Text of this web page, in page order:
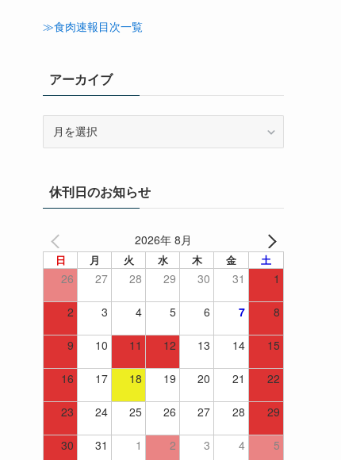
ー
≫食肉速報目次一覧
アーカイブ
ブ休刊日のお知らせ
2026年 8月
日 月 火 水 木 金 土
26 27 28 29 30 31 1
2 3 4 5 6 7 8
9 10 11 12 13 14 15
16 17 18 19 20 21 22
23 24 25 26 27 28 29
30 31 1 2 3 4 5